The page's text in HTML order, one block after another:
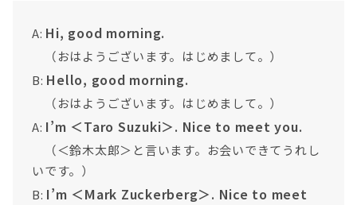
A: Hi, good morning.
（おはようございます。はじめまして。）
B: Hello, good morning.
（おはようございます。はじめまして。）
A: I’m ＜Taro Suzuki＞. Nice to meet you.
（＜鈴木太郎＞と言います。お会いできてうれし
いです。）
B: I’m ＜Mark Zuckerberg＞. Nice to meet